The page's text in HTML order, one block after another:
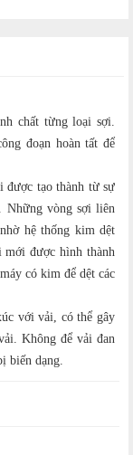
chất từng loại sợi.
đoạn hoàn tất để
được tạo thành từ sự
Những vòng sợi liên
hệ thống kim dệt
được hình thành
có kim để dệt các
với vải, có thể gây
Không để vải đan
biến dạng.